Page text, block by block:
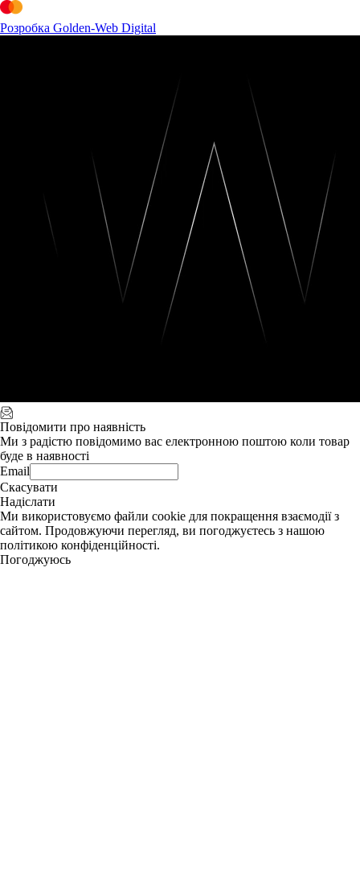
Розробка Golden-Web Digital
Повідомити про наявність
Ми з радістю повідомимо вас електронною поштою коли товар
буде в наявності
Email
Скасувати
Надіслати
Ми використовуємо файли cookie для покращення взаємодії з
сайтом. Продовжуючи перегляд, ви погоджуєтесь з нашою
політикою конфіденційності.
Погоджуюсь